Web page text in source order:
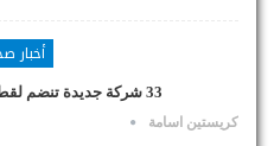
أخبار
33 شركة جديدة تنضم لقطاع الذهب في السودان
كريستين اسامة